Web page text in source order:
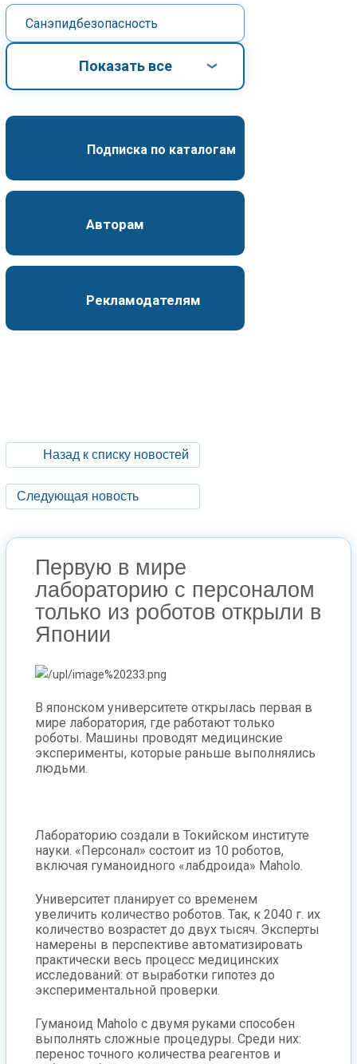
Санэпидбезопасность
Показать все
Подписка по каталогам
Авторам
Рекламодателям
Назад к списку новостей
Следующая новость
Первую в мире
лабораторию с персоналом
только из роботов открыли в
Японии
В японском университете открылась первая в
мире лаборатория, где работают только
роботы. Машины проводят медицинские
эксперименты, которые раньше выполнялись
людьми.
Лабораторию создали в Токийском институте
науки. «Персонал» состоит из 10 роботов,
включая гуманоидного «лабдроида» Maholo.
Университет планирует со временем
увеличить количество роботов. Так, к 2040 г. их
количество возрастет до двух тысяч. Эксперты
намерены в перспективе автоматизировать
практически весь процесс медицинских
исследований: от выработки гипотез до
экспериментальной проверки.
Гуманоид Maholo с двумя руками способен
выполнять сложные процедуры. Среди них:
перенос точного количества реагентов и